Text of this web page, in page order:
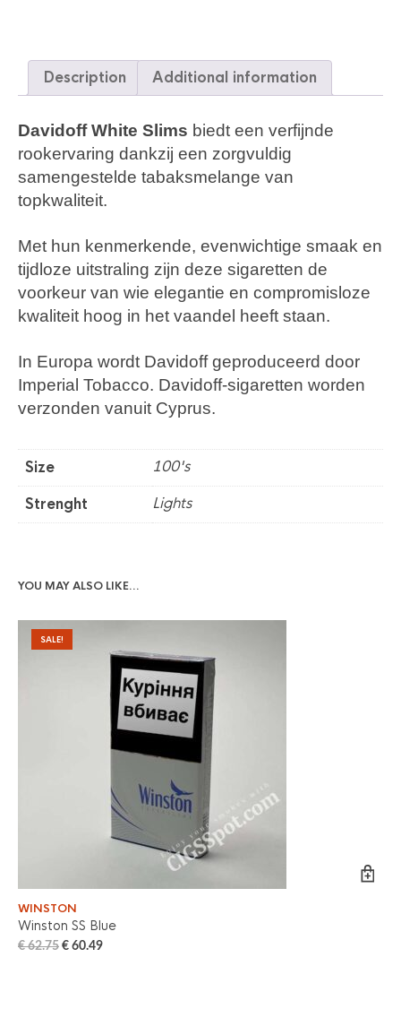
Description Additional information
Davidoff White Slims biedt een verfijnde
rookervaring dankzij een zorgvuldig
samengestelde tabaksmelange van
topkwaliteit.
Met hun kenmerkende, evenwichtige smaak en
tijdloze uitstraling zijn deze sigaretten de
voorkeur van wie elegantie en compromisloze
kwaliteit hoog in het vaandel heeft staan.
In Europa wordt Davidoff geproduceerd door
Imperial Tobacco. Davidoff-sigaretten worden
verzonden vanuit Cyprus.
Size
100's
Strenght
Lights
YOU MAY ALSO LIKE…
SALE!
WINSTON
Winston SS Blue
€62.75 € 60.49